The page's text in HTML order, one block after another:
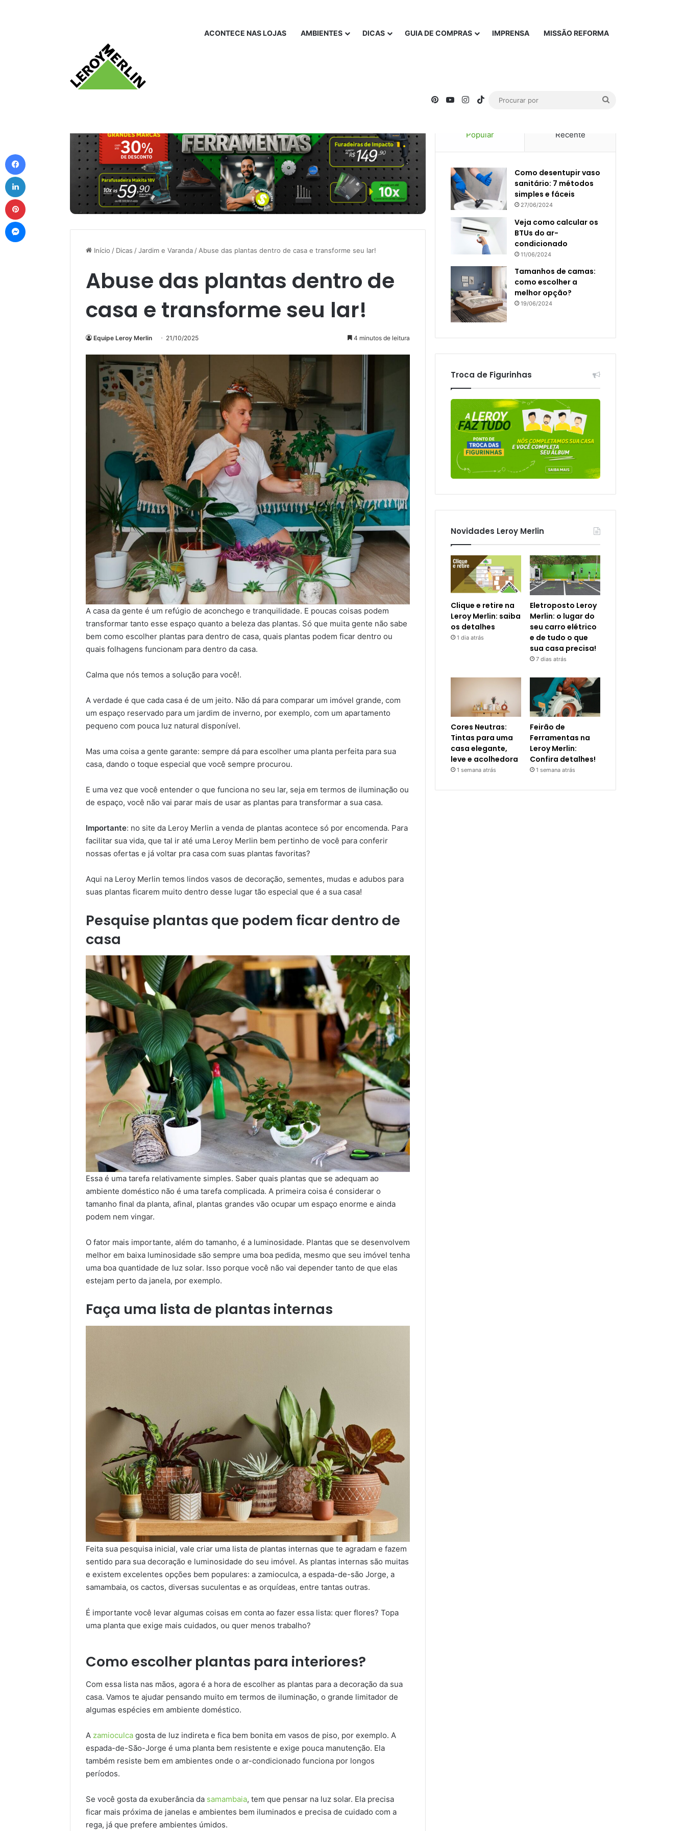
ACONTECE NAS LOJAS AMBIENTES DICAS GUIA DE COMPRAS IMPRENSA MISSÃO REFORMA
PinterestYouTubeInstagram
TikTok
Início / Dicas /Jardim e Varanda / Abuse das plantas dentro de casa e transforme seu lar!
Abuse das plantas dentro de
casa e transforme seu lar!
Equipe Leroy Merlin 21/10/2025 4 minutos de leitura
A casa da gente é um refúgio de aconchego e tranquilidade. E poucas coisas podem
transformar tanto esse espaço quanto a beleza das plantas. Só que muita gente não sabe
bem como escolher plantas para dentro de casa, quais plantas podem ficar dentro ou
quais folhagens funcionam para dentro da casa.
Calma que nós temos a solução para você!.
A verdade é que cada casa é de um jeito. Não dá para comparar um imóvel grande, com
um espaço reservado para um jardim de inverno, por exemplo, com um apartamento
pequeno com pouca luz natural disponível.
Mas uma coisa a gente garante: sempre dá para escolher uma planta perfeita para sua
casa, dando o toque especial que você sempre procurou.
E uma vez que você entender o que funciona no seu lar, seja em termos de iluminação ou
de espaço, você não vai parar mais de usar as plantas para transformar a sua casa.
Importante: no site da Leroy Merlin a venda de plantas acontece só por encomenda. Para
facilitar sua vida, que tal ir até uma Leroy Merlin bem pertinho de você para conferir
nossas ofertas e já voltar pra casa com suas plantas favoritas?
Aqui na Leroy Merlin temos lindos vasos de decoração, sementes, mudas e adubos para
suas plantas ficarem muito dentro desse lugar tão especial que é a sua casa!
Pesquise plantas que podem ficar dentro de
casa
Essa é uma tarefa relativamente simples. Saber quais plantas que se adequam ao
ambiente doméstico não é uma tarefa complicada. A primeira coisa é considerar o
tamanho final da planta, afinal, plantas grandes vão ocupar um espaço enorme e ainda
podem nem vingar.
O fator mais importante, além do tamanho, é a luminosidade. Plantas que se desenvolvem
melhor em baixa luminosidade são sempre uma boa pedida, mesmo que seu imóvel tenha
uma boa quantidade de luz solar. Isso porque você não vai depender tanto de que elas
estejam perto da janela, por exemplo.
Faça uma lista de plantas internas
Feita sua pesquisa inicial, vale criar uma lista de plantas internas que te agradam e fazem
sentido para sua decoração e luminosidade do seu imóvel. As plantas internas são muitas
e existem excelentes opções bem populares: a zamioculca, a espada-de-são Jorge, a
samambaia, os cactos, diversas suculentas e as orquídeas, entre tantas outras.
É importante você levar algumas coisas em conta ao fazer essa lista: quer flores? Topa
uma planta que exige mais cuidados, ou quer menos trabalho?
Como escolher plantas para interiores?
Com essa lista nas mãos, agora é a hora de escolher as plantas para a decoração da sua
casa. Vamos te ajudar pensando muito em termos de iluminação, o grande limitador de
algumas espécies em ambiente doméstico.
A zamioculca gosta de luz indireta e fica bem bonita em vasos de piso, por exemplo. A
espada-de-São-Jorge é uma planta bem resistente e exige pouca manutenção. Ela
também resiste bem em ambientes onde o ar-condicionado funciona por longos
períodos.
Se você gosta da exuberância da samambaia, tem que pensar na luz solar. Ela precisa
ficar mais próxima de janelas e ambientes bem iluminados e precisa de cuidado com a
rega, já que prefere ambientes úmidos.
Popular Recente
Como desentupir vaso
sanitário: 7 métodos
simples e fáceis
27/06/2024
Veja como calcular os
BTUs do ar-
condicionado
11/06/2024
Tamanhos de camas:
como escolher a
melhor opção?
19/06/2024
Troca de Figurinhas
Novidades Leroy Merlin
Clique e retire na
Leroy Merlin: saiba
os detalhes
1 dia atrás
Eletroposto Leroy
Merlin: o lugar do
seu carro elétrico
e de tudo o que
sua casa precisa!
7 dias atrás
Cores Neutras:
Tintas para uma
casa elegante,
leve e acolhedora
1 semana atrás
Feirão de
Ferramentas na
Leroy Merlin:
Confira detalhes!
1 semana atrás